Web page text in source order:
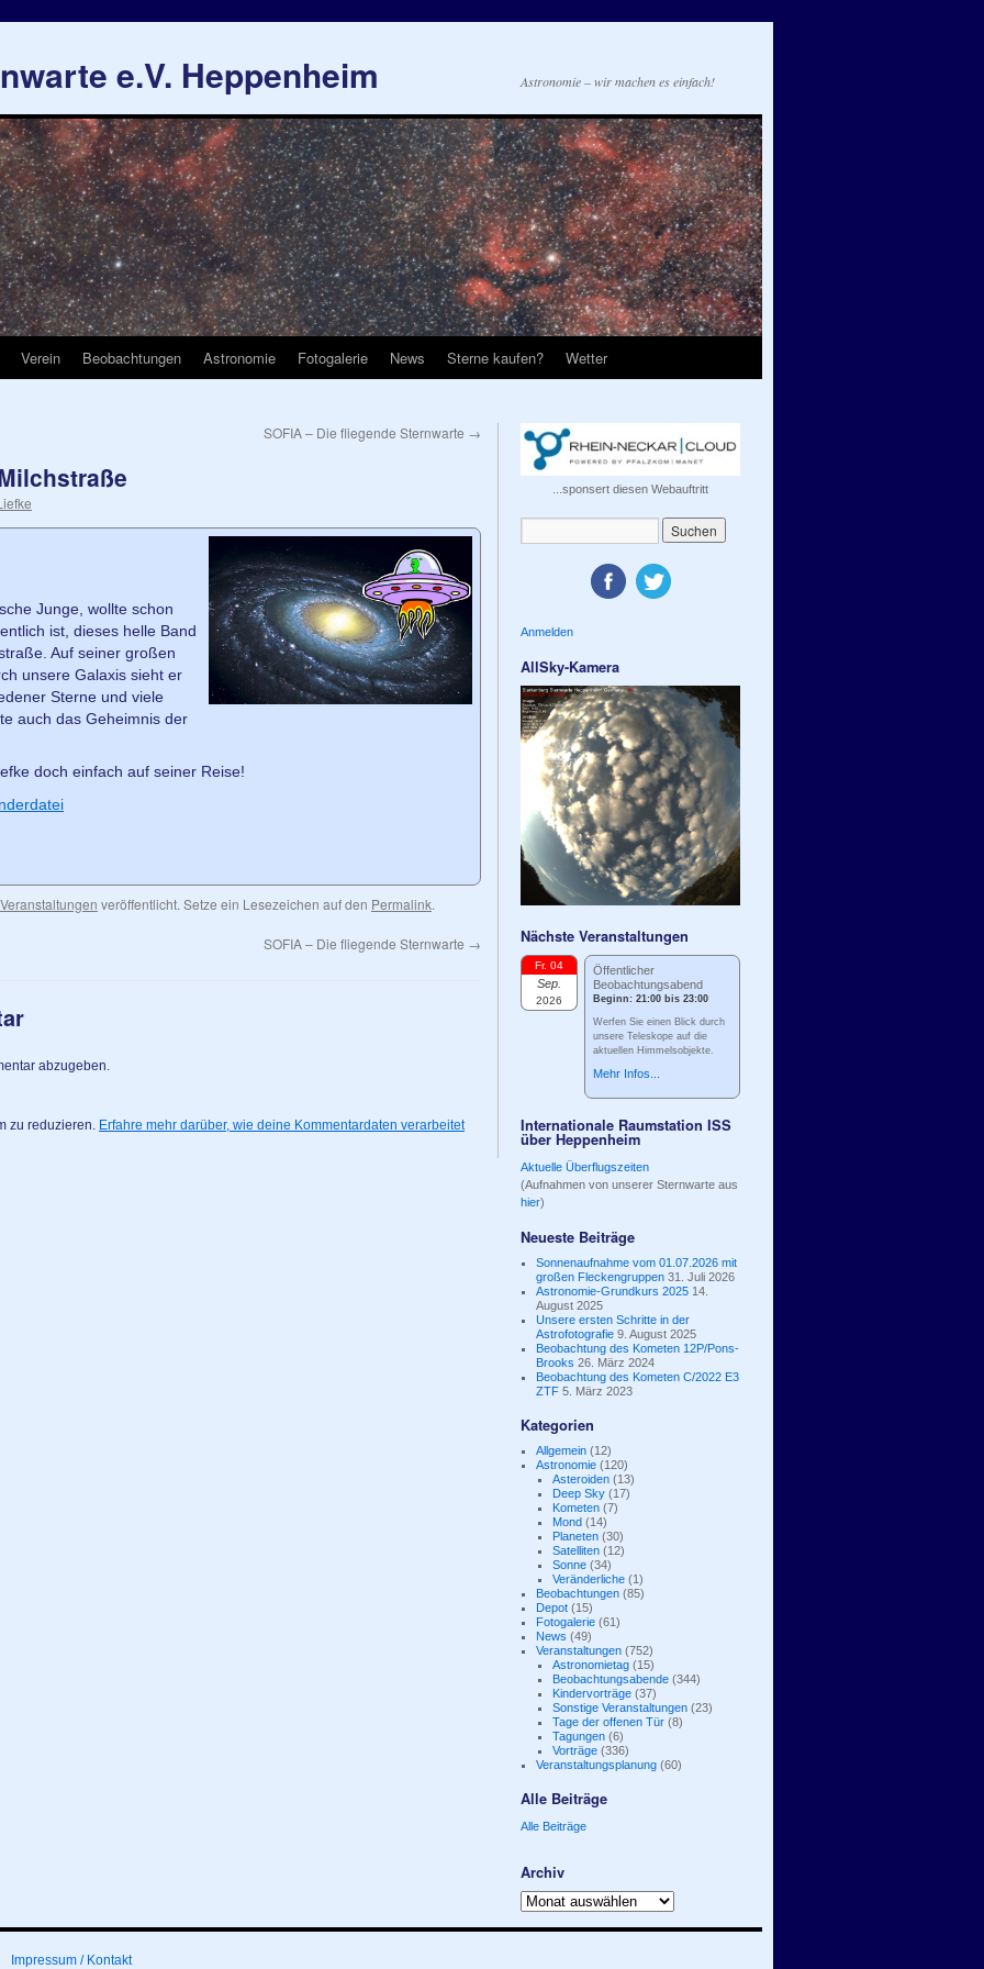
e.V. Heppenheim Astronomie – wir machen es einfach!
Verein Beobachtungen Astronomie Fotogalerie News Sterne kaufen? Wetter
SOFIA – Die fliegende Sternwarte →
Junge, wollte schon
ist, dieses helle Band
Auf seiner großen
unsere Galaxis sieht er
Sterne und viele
auch das Geheimnis der
doch einfach auf seiner Reise!
Veranstaltungen veröffentlicht. Setze ein Lesezeichen auf den Permalink.
SOFIA – Die fliegende Sternwarte →
abzugeben.
zu reduzieren. Erfahre mehr darüber, wie deine Kommentardaten verarbeitet
...sponsert diesen Webauftritt
Anmelden
AllSky-Kamera
Nächste Veranstaltungen
Fr. 04
Sep.
2026
Öffentlicher
Beobachtungsabend
Beginn: 21:00 bis 23:00
Werfen Sie einen Blick durch
unsere Teleskope auf die
aktuellen Himmelsobjekte.
Mehr Infos...
Internationale Raumstation ISS
über Heppenheim
Aktuelle Überflugszeiten
(Aufnahmen von unserer Sternwarte aus
hier)
Neueste Beiträge
Sonnenaufnahme vom 01.07.2026 mit
großen Fleckengruppen 31. Juli 2026
Astronomie-Grundkurs 2025 14.
August 2025
Unsere ersten Schritte in der
Astrofotografie 9. August 2025
Beobachtung des Kometen 12P/Pons-
Brooks 26. März 2024
Beobachtung des Kometen C/2022 E3
ZTF 5. März 2023
Kategorien
Allgemein (12)
Astronomie (120)
Asteroiden(13)
Deep Sky(17)
Kometen(7)
Mond(14)
Planeten(30)
Satelliten(12)
Sonne(34)
Veränderliche(1)
Beobachtungen (85)
Depot (15)
Fotogalerie (61)
News (49)
Veranstaltungen (752)
Astronomietag(15)
Beobachtungsabende(344)
Kindervorträge(37)
Sonstige Veranstaltungen(23)
Tage der offenen Tür(8)
Tagungen(6)
Vorträge(336)
Veranstaltungsplanung (60)
Alle Beiträge
Alle Beiträge
Archiv
Archiv
Impressum / Kontakt